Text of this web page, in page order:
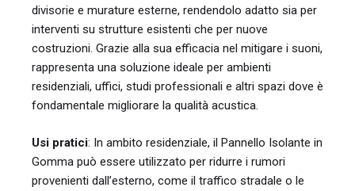
divisorie e murature esterne, rendendolo adatto sia per
interventi su strutture esistenti che per nuove
costruzioni. Grazie alla sua efficacia nel mitigare i suoni,
rappresenta una soluzione ideale per ambienti
residenziali, uffici, studi professionali e altri spazi dove è
fondamentale migliorare la qualità acustica.
Usi pratici: In ambito residenziale, il Pannello Isolante in
Gomma può essere utilizzato per ridurre i rumori
provenienti dall’esterno, come il traffico stradale o le